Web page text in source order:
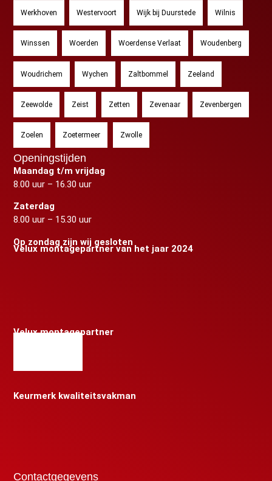
Werkhoven Westervoort Wijk bij Duurstede Wilnis
Winssen Woerden Woerdense Verlaat Woudenberg
Woudrichem Wychen Zaltbommel Zeeland
Zeewolde Zeist Zetten Zevenaar Zevenbergen
Zoelen Zoetermeer Zwolle
Openingstijden
Maandag t/m vrijdag
8.00 uur – 16.30 uur
Zaterdag
8.00 uur – 15.30 uur
Op zondag zijn wij gesloten
Velux montagepartner van het jaar 2024
Velux montagepartner
Keurmerk kwaliteitsvakman
Contactgegevens